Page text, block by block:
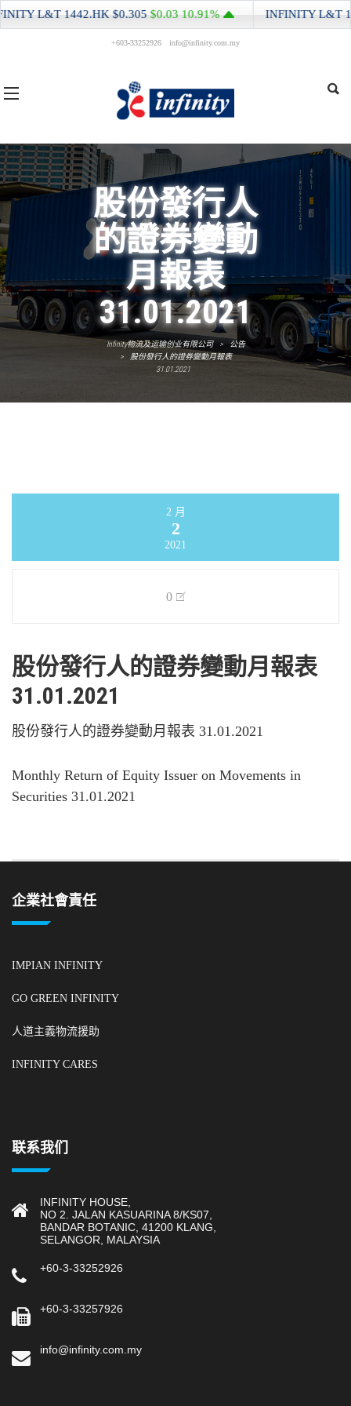
+603-33252926 info@infinity.com.my
股份發行人
的證券變動
月報表
31.01.2021
Infinity物流及运输创业有限公司 >
公告
>
股份發行人的證券變動月報表
31.01.2021
2 月
2
2021
0
股份發行人的證券變動月報表
31.01.2021
股份發行人的證券變動月報表 31.01.2021
Monthly Return of Equity Issuer on Movements in
Securities 31.01.2021
L&T1442.HK$0.305$0.0310.91% INFINITY L&T
企業社會責任
IMPIAN INFINITY
GO GREEN INFINITY
人道主義物流援助
INFINITY CARES
联系我们
INFINITY HOUSE,
NO 2. JALAN KASUARINA 8/KS07,
BANDAR BOTANIC, 41200 KLANG,
SELANGOR, MALAYSIA
+60-3-33252926
+60-3-33257926
info@infinity.com.my